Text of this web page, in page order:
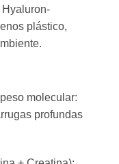
plástico,
molecular:
profundas